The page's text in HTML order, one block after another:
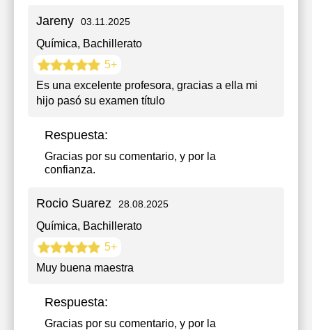
Jareny 03.11.2025
Química, Bachillerato
5+
Es una excelente profesora, gracias a ella mi
hijo pasó su examen título
Respuesta:
Gracias por su comentario, y por la
confianza.
Rocio Suarez 28.08.2025
Química, Bachillerato
5+
Muy buena maestra
Respuesta:
Gracias por su comentario, y por la